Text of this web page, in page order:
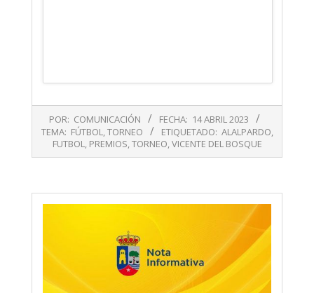
04-
POR: COMUNICACIÓN FECHA: 14 ABRIL 2023
TEMA: FÚTBOL,TORNEO ETIQUETADO: ALALPARDO,
FUTBOL, PREMIOS,TORNEO,VICENTE DEL BOSQUE